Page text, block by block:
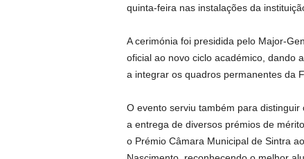
quinta-feira nas instalações da
A cerimónia foi presidida pelo Major-
oficial ao novo ciclo académico, dando
a integrar os quadros permanentes da
O evento serviu também para
a entrega de diversos prémios de
o Prémio Câmara Municipal de Sintra